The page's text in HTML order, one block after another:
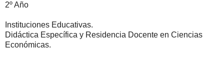
2º Año
Instituciones Educativas.
Didáctica Específica y Residencia Docente en Ciencias
Económicas.